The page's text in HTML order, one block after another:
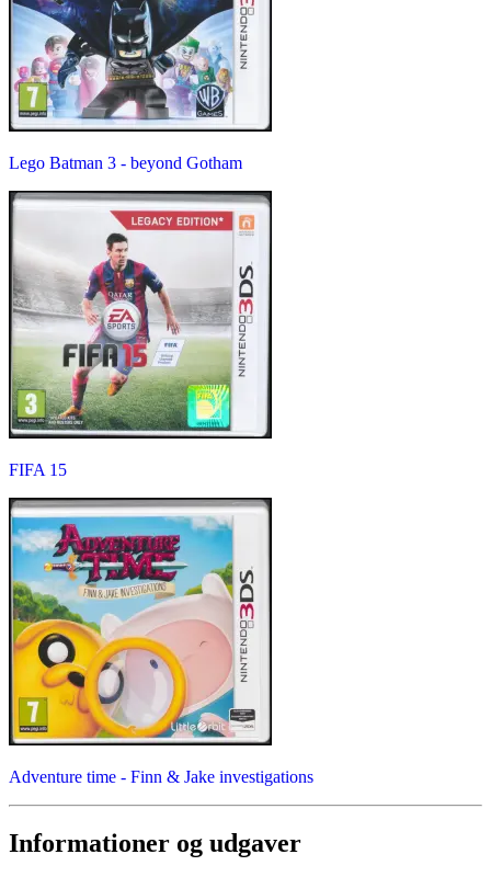
Lego Batman 3 - beyond Gotham
FIFA 15
Adventure time - Finn & Jake investigations
Informationer og udgaver